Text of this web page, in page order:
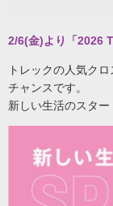
2/6(金)より「2026
トレックの人気ク
チャンスです。
新しい生活のスター